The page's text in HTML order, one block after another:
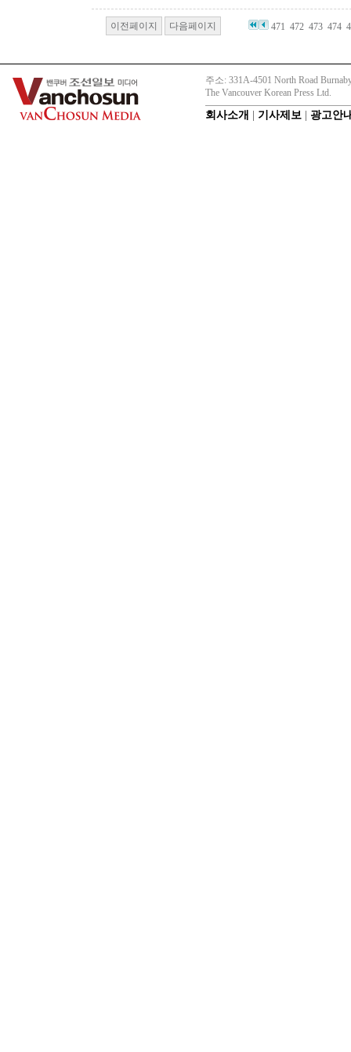
이전페이지 다음페이지 471 472 473 474
주소: 331A-4501 North Road
The Vancouver Korean Press Ltd.
회사소개 기사제보 광고안